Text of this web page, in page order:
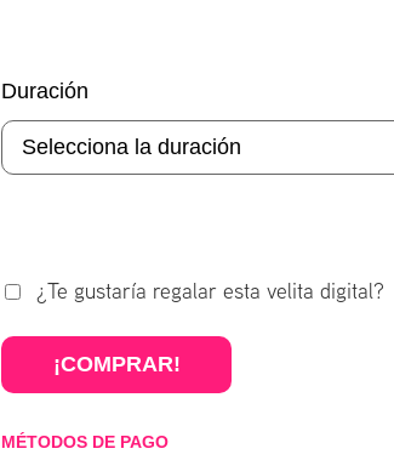
Duración
¿Te gustaría regalar esta velita digital?
¡COMPRAR!
MÉTODOS DE PAGO